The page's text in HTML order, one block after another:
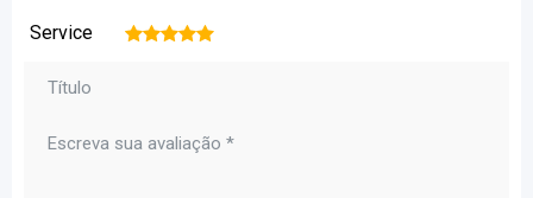
Service 5
4
3
2